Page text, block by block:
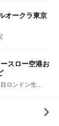
オークラ東京
スロー空港お
ロンドン生活